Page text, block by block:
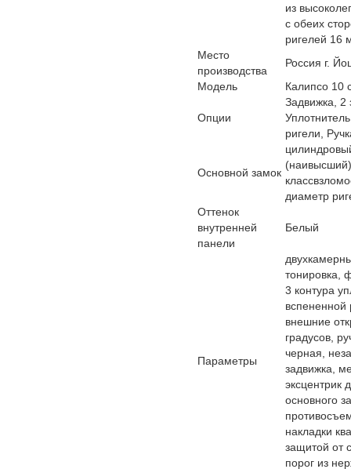
из
с обеих
ригелей 16
Место
производства
Россия г.
Модель
Калипсо 10
Опции
Задвижка, 2
ригели,
Основной замок
диаметр
Оттенок
внутренней
панели
Белый
Параметры
тонировка,
3 контура
вспененной
внешние
градусов,
черная,
задвижка,
эксцентрик
основного
накладки
защитой от
порог из